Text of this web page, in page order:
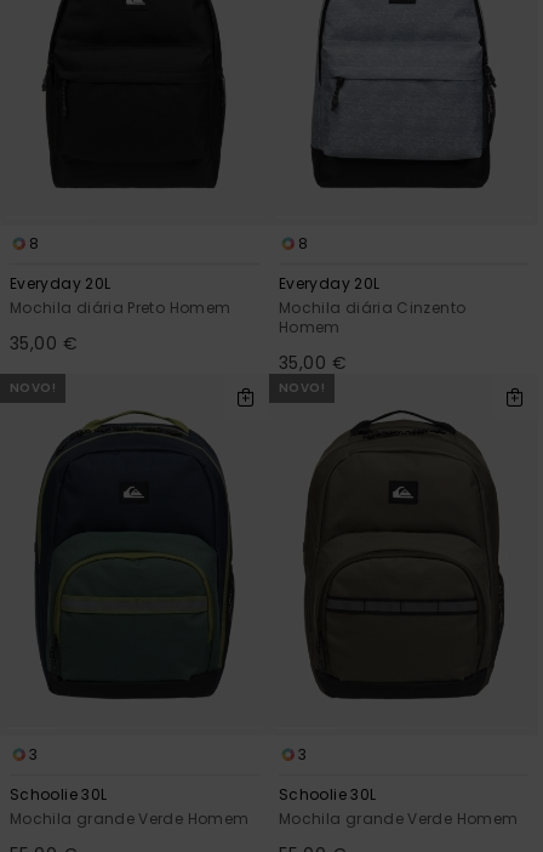
8
Everyday 20L
Mochila diária Preto Homem
35,00 €
8
Everyday 20L
Mochila diária Cinzento
Homem
35,00 €
NOVO!
3
Schoolie 30L
Mochila grande Verde Homem
NOVO!
3
Schoolie 30L
Mochila grande Verde Homem